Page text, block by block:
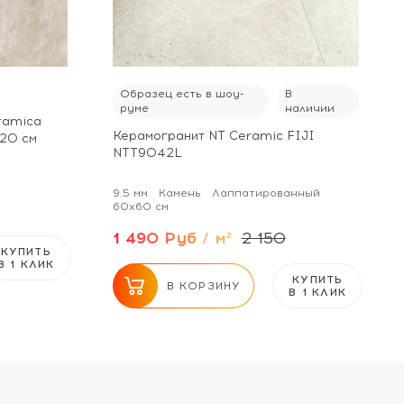
см
КУПИТЬ
1 КЛИК
Образец есть в шоу-
руме
В
наличии
Керамогранит NT Ceramic FIJI
NTT9042L
9.5 мм Камень
Лаппатированный
60x60 см
1 490 Руб / м² 2 150
В КОРЗИНУ
КУПИТЬ
В 1 КЛИК